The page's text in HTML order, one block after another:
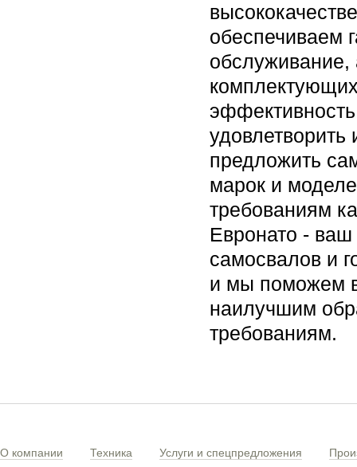
обеспечиваем
обслуживание,
предложить
марок и
требованиям
Евронато -
самосвалов и
и мы поможем
наилучшим
требованиям.
О компании Техника Услуги и спецпредложения